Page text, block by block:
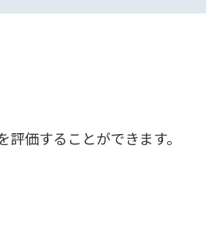
価することができます。